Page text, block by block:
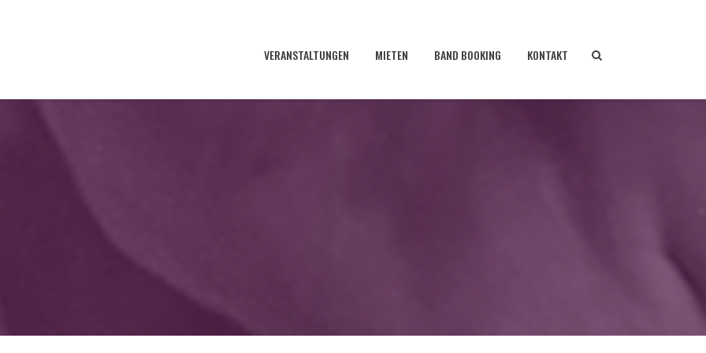
VERANSTALTUNGEN MIETEN BAND BOOKING KONTAKT